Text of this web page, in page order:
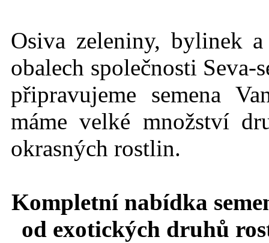
Osiva zeleniny, bylinek
obalech společnosti Seva-
připravujeme semena
máme velké množství
okrasných rostlin.
Kompletní nabídka
od exotických druhů